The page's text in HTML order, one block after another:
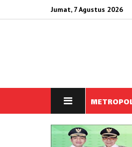
Jumat, 7 Agustus 2026